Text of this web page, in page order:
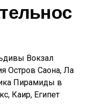
Вокзал
Остров Саона, Ла
Пирамиды в
Каир, Египет